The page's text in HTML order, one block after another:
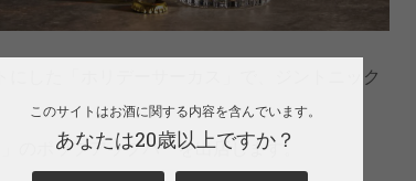
した「ホリデーサーカス」で、ジントニック
のポップアップバーを出店します。
このサイトはお酒に関する内容を含んでいます。
あなたは20歳以上ですか？